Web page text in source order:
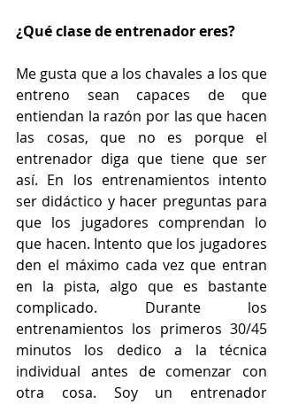
¿Qué clase de entrenador eres?
Me gusta que a los chavales a los que
entreno sean capaces de que
entiendan la razón por las que hacen
las cosas, que no es porque el
entrenador diga que tiene que ser
así. En los entrenamientos intento
ser didáctico y hacer preguntas para
que los jugadores comprendan lo
que hacen. Intento que los jugadores
den el máximo cada vez que entran
en la pista, algo que es bastante
complicado. Durante los
entrenamientos los primeros 30/45
minutos los dedico a la técnica
individual antes de comenzar con
otra cosa. Soy un entrenador